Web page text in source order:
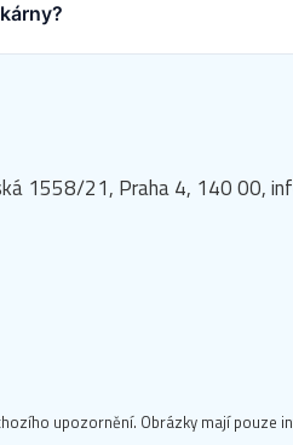
1558/21, Praha 4, 140 00,
upozornění. Obrázky mají pouze